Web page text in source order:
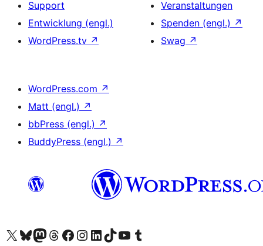
Support
Entwicklung (engl.)
WordPress.tv ↗
Veranstaltungen
Spenden (engl.) ↗
Swag ↗
WordPress.com ↗
Matt (engl.) ↗
bbPress (engl.) ↗
BuddyPress (engl.) ↗
Unser X-Konto (früher Twitter) besuchen
Unser Bluesky-Konto besuchen
Unser Mastodon-Konto besuchen
Unser Threads-Konto besuchen
Unsere Facebook-Seite besuchen
Unser Instagram-Konto besuchen
Unser LinkedIn-Konto besuchen
Unser TikTok-Konto besuchen
Unseren YouTube-Kanal besuchen
Unser Tumblr-Konto besuchen